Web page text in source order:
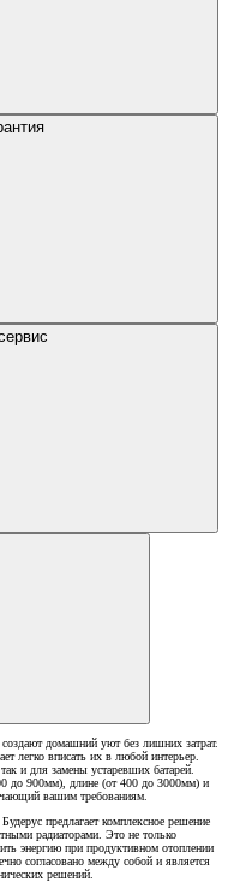
домашний уют без лишних затрат.
легко вписать их в любой интерьер.
и для замены устаревших батарей.
до 900мм), длине (от 400 до 3000мм) и
вашим требованиям.
предлагает комплексное решение
радиаторами. Это не только
энергию при продуктивном отоплении
согласовано между собой и является
решений.